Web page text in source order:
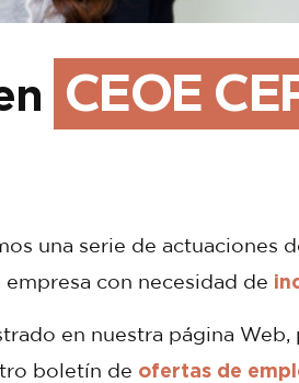
CEOE
una serie de actuaciones
con necesidad de
en nuestra página
boletín de ofertas de